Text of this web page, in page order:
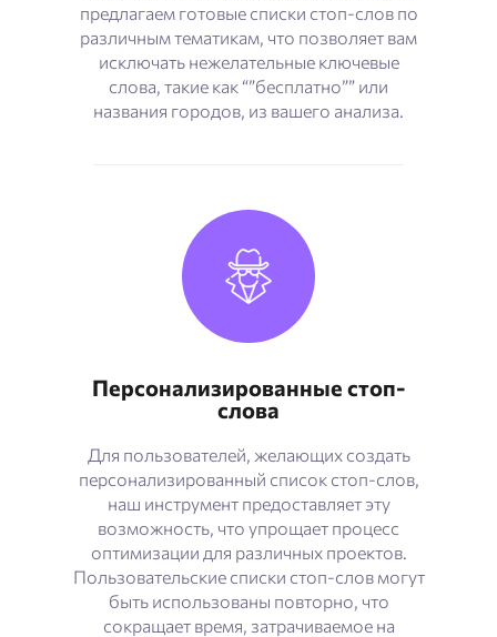
предлагаем готовые списки стоп-слов по
различным тематикам, что позволяет вам
исключать нежелательные ключевые
слова, такие как “”бесплатно”” или
названия городов, из вашего анализа.
Персонализированные стоп-
слова
Для пользователей, желающих создать
персонализированный список стоп-слов,
наш инструмент предоставляет эту
возможность, что упрощает процесс
оптимизации для различных проектов.
Пользовательские списки стоп-слов могут
быть использованы повторно, что
сокращает время, затрачиваемое на